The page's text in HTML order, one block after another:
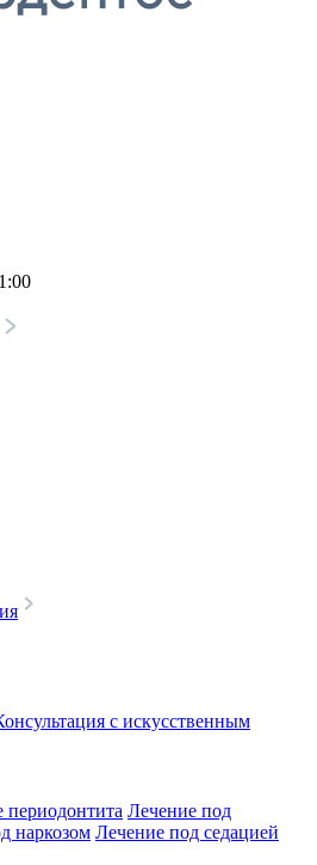
с искусственным
периодонтита Лечение под
наркозом Лечение под седацией